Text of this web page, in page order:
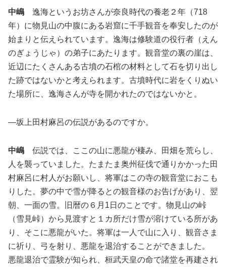
中嶋 逸海というお坊さんが奈良時代の養老２年（718
年）に物見山の中腹にある岩窟に千手観音を奉安したのが
始まりと伝えられています。逸海は修験道の役行者（えん
のぎょうじゃ）の弟子にあたります。観音堂の裏の崖は、
近辺にたくさんある古墳の石棺の材料として石を切り出し
た跡ではないかと考えられます。古墳時代に岩をくりぬい
た場所に、逸海さんが寺を開かれたのではないかと。
―坂上田村麻呂の伝説があるのですか。
中嶋 伝説では、ここの山に悪龍が棲み、田畑を荒らし、
人を襲っていました。たまたま奥州征伐で通りかかった田
村麻呂に村人がお願いし、将軍はこの寺の観音堂におこも
りした。夢の中で雪が降るとの観音様のお告げがあり、翌
朝、一面の雪。旧暦の６月 1 日のことです。物見山の峠
（雪見峠）から見渡すと１カ所だけ雪が溶けている所があ
り、そこに悪龍がいた。将軍は一人で山に入り、観音さま
に祈り、弓を射り、悪龍を退治することができました。
悪龍退治で霊験が知られ、桓武天皇の命で諸堂を再建され